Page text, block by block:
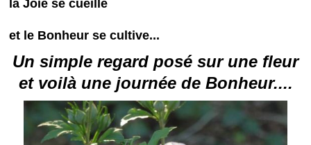
la Joie se cueille
et le Bonheur se cultive...
Un simple regard posé sur une fleur
et voilà une journée de Bonheur....